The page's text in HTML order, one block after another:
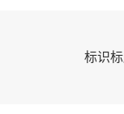
标识